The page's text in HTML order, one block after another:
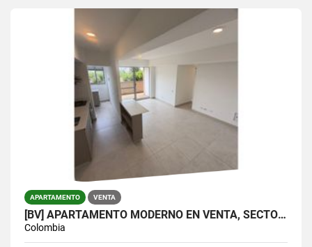
APARTAMENTO VENTA
[BV] APARTAMENTO MODERNO EN VENTA, SECTOR VIVA ENVIGADO, ANTIOQUIA
Colombia